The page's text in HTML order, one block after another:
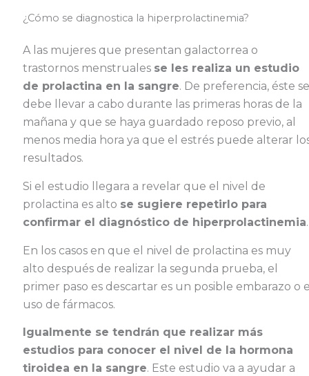
¿Cómo se diagnostica la hiperprolactinemia?
A las mujeres que presentan galactorrea o
trastornos menstruales se les realiza un estudio
de prolactina en la sangre. De preferencia, éste se
debe llevar a cabo durante las primeras horas de la
mañana y que se haya guardado reposo previo, al
menos media hora ya que el estrés puede alterar
resultados.
Si el estudio llegara a revelar que el nivel de
prolactina es alto se sugiere repetirlo para
confirmar el diagnóstico de hiperprolactinemia.
En los casos en que el nivel de prolactina es muy
alto después de realizar la segunda prueba, el
primer paso es descartar es un posible embarazo o
uso de fármacos.
Igualmente se tendrán que realizar más
estudios para conocer el nivel de la hormona
tiroidea en la sangre. Este estudio va a ayudar a